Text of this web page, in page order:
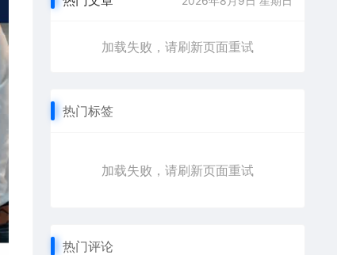
加载失败，请刷新页面重试
热门标签
加载失败，请刷新页面重试
热门评论